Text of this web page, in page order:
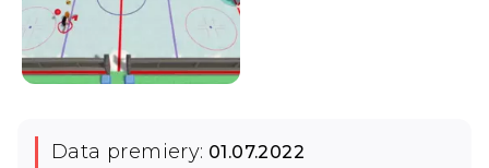
Data premiery: 01.07.2022